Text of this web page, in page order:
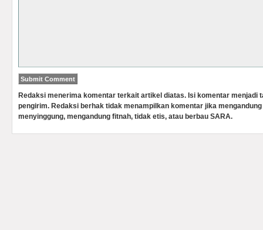
Redaksi menerima komentar terkait artikel diatas. Isi komentar menjadi
pengirim. Redaksi berhak tidak menampilkan komentar jika
menyinggung, mengandung fitnah, tidak etis, atau berbau SARA.